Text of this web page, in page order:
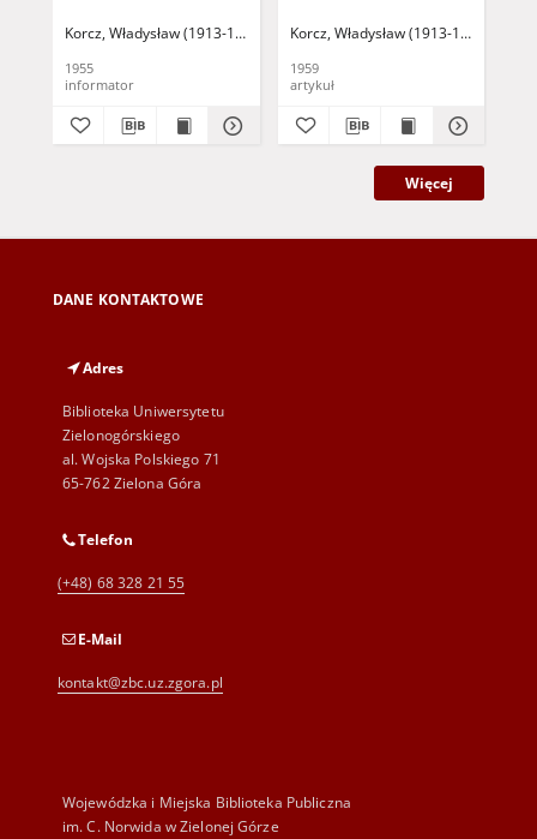
Korcz, Władysław (1913-1997)
1955
informator
Korcz, Władysław (1913-1997)
1959
artykuł
Więcej
DANE KONTAKTOWE
Adres
Biblioteka Uniwersytetu
Zielonogórskiego
al. Wojska Polskiego 71
65-762 Zielona Góra
Telefon
(+48) 68 328 21 55
E-Mail
kontakt@zbc.uz.zgora.pl
Wojewódzka i Miejska Biblioteka Publiczna
im. C. Norwida w Zielonej Górze